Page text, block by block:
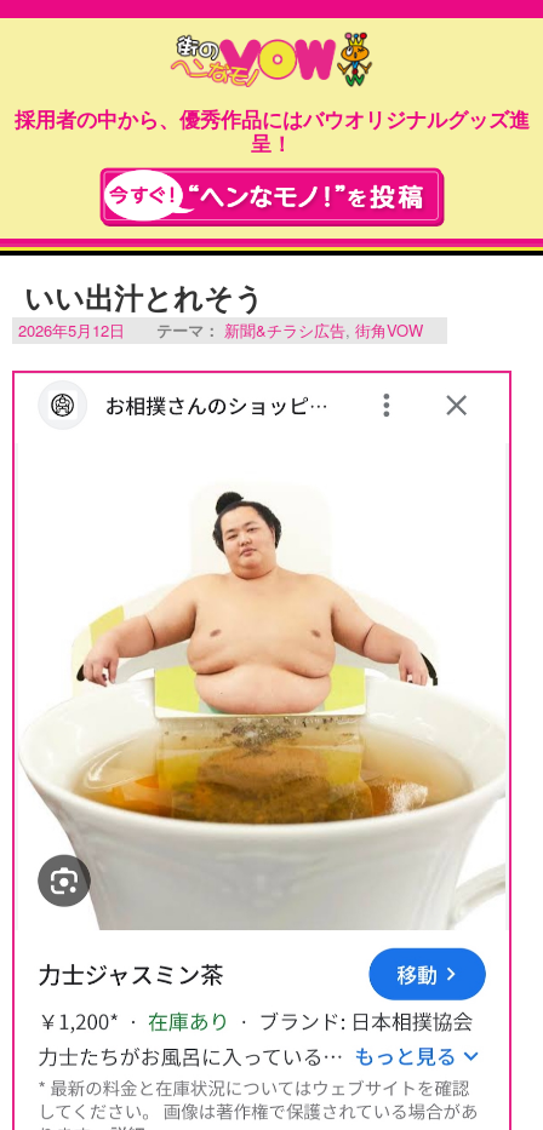
採用者の中から、優秀作品にはバウオリジナルグッズ進
呈！
いい出汁とれそう
2026年5月12日 テーマ： 新聞&チラシ広告, 街角VOW